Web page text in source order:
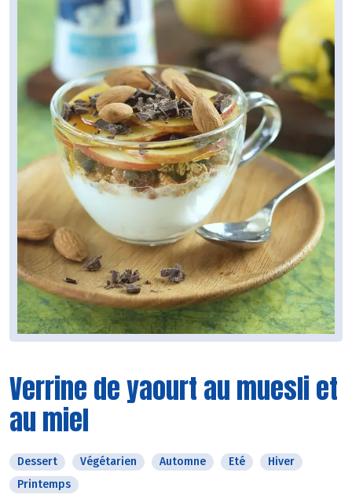
Verrine de yaourt au muesli et
au miel
Dessert Végétarien Automne Eté
Hiver
Printemps